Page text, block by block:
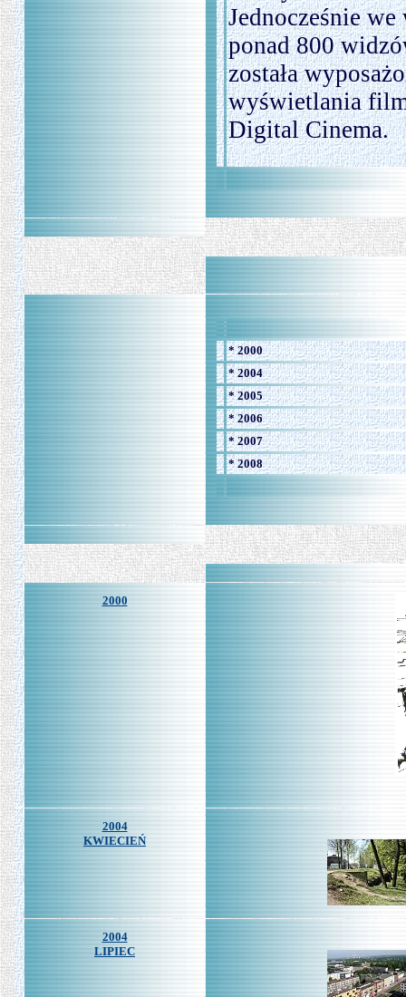
Jednocześnie
ponad 800
została
wyświetlania
Digital Cinema.
* 2000
* 2004
* 2005
* 2006
* 2007
* 2008
2000
2004
KWIECIEŃ
2004
LIPIEC